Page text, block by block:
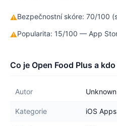
⚠Bezpečnostní skóre: 70/100
⚠Popularita: 15/100 — App
Co je Open Food Plus a
Autor Unknown
Kategorie iOS Apps